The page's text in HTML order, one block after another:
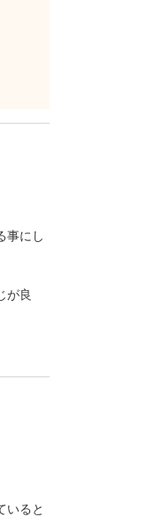
事にし
が良
いると